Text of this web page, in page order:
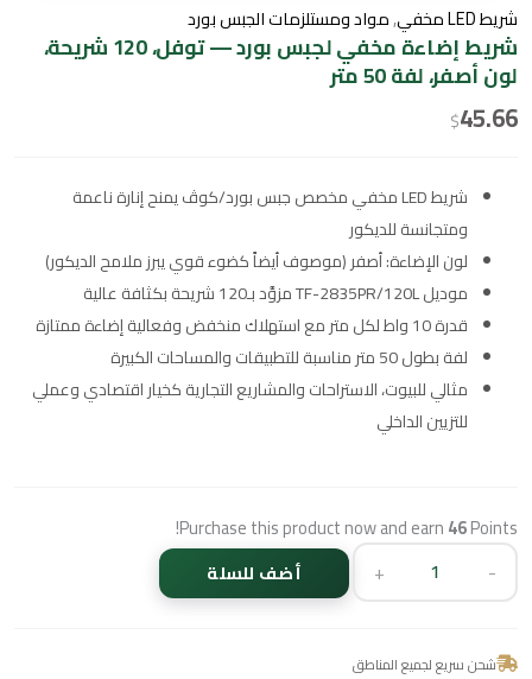
شريط LED مخفي ,مواد ومستلزمات الجبس بورد
شريط إضاءة مخفي لجبس بورد — توفل، 120 شريحة،
لون أصفر، لفة 50 متر
$45.66
شريط LED مخفي مخصص جبس بورد/كوڤ يمنح إنارة ناعمة
ومتجانسة للديكور
لون الإضاءة: أصفر (موصوف أيضاً كضوء قوي يبرز ملامح الديكور)
موديل TF-2835PR/120L مزوَّد بـ120 شريحة بكثافة عالية
قدرة 10 واط لكل متر مع استهلاك منخفض وفعالية إضاءة ممتازة
لفة بطول 50 متر مناسبة للتطبيقات والمساحات الكبيرة
مثالي للبيوت، الاستراحات والمشاريع التجارية كخيار اقتصادي وعملي
للتزيين الداخلي
Purchase this product now and earn46Points!
-
+ أضف للسلة
شحن سريع لجميع المناطق